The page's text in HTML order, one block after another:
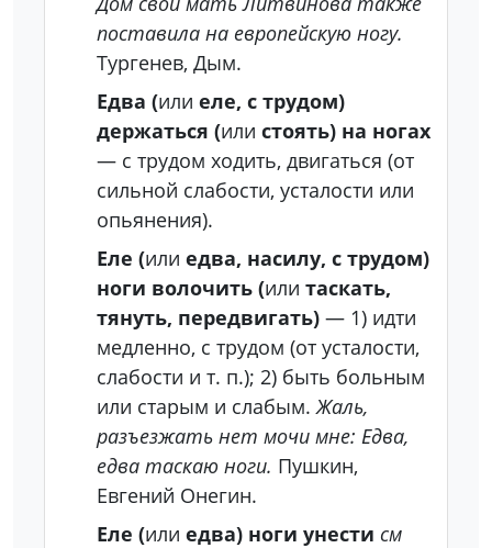
поставила на европейскую ногу.
Тургенев, Дым.
Едва (или еле, с трудом)
держаться (или стоять) на ногах
— с трудом ходить, двигаться (от
сильной слабости, усталости или
опьянения).
Еле (или едва, насилу, с трудом)
ноги волочить (или таскать,
тянуть, передвигать) — 1) идти
медленно, с трудом (от усталости,
слабости и т. п.); 2) быть больным
или старым и слабым.Жаль,
разъезжать нет мочи мне: Едва,
едва таскаю ноги. Пушкин,
Евгений Онегин.
Еле (или едва) ноги унести см